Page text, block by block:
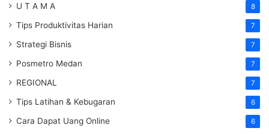
U T A M A 8
Tips Produktivitas Harian 7
Strategi Bisnis 7
Posmetro Medan 7
REGIONAL 7
Tips Latihan & Kebugaran 6
Cara Dapat Uang Online 6